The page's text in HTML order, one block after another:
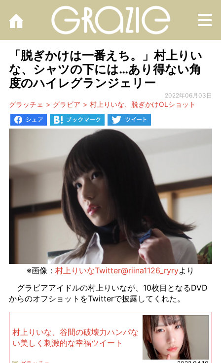
「脱ぎかけは一番えち。」村上りい
な、シャツの下には…あり得ない角
度のハイレグランジェリー
2022年06月03日
グラッチェ グラビア 村上りいな、脱ぎかけOLショット
※画像： 村上りいなTwitter@riina1126_ryryより
グラビアアイドルの村上りいなが、10枚目となるDVD
からのオフショットをTwitterで披露してくれた。
村上りいな、谷間の破壊力ハンパな
い美しく刺激的な幸福ツイート